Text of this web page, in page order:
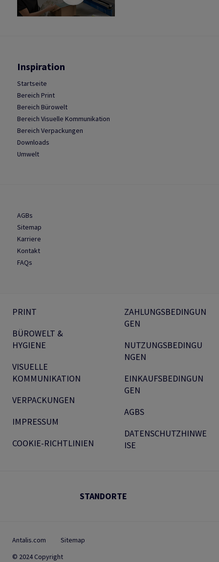
Inspiration
Startseite
Bereich Print
Bereich Bürowelt
Bereich Visuelle Kommunikation
Bereich Verpackungen
Downloads
Umwelt
AGBs
Sitemap
Karriere
Kontakt
FAQs
PRINT
BÜROWELT &
HYGIENE
VISUELLE
KOMMUNIKATION
VERPACKUNGEN
IMPRESSUM
COOKIE-RICHTLINIEN
ZAHLUNGSBEDINGUN
GEN
NUTZUNGSBEDINGU
NGEN
EINKAUFSBEDINGUN
GEN
AGBS
DATENSCHUTZHINWE
ISE
STANDORTE
Antalis.com
Sitemap
© 2024 Copyright